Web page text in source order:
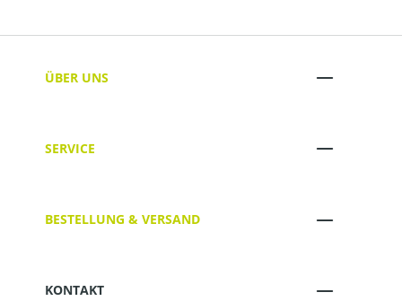
ÜBER UNS
SERVICE
BESTELLUNG & VERSAND
KONTAKT